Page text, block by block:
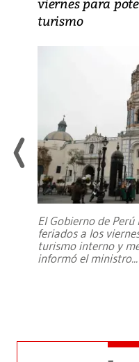
turismo
El Gobierno de
feriados a los
turismo interno y
informó el ministro...